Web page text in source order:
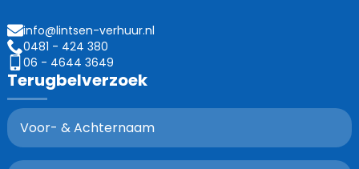
info@lintsen-verhuur.nl
0481 - 424 380
06 - 4644 3649
Terugbelverzoek